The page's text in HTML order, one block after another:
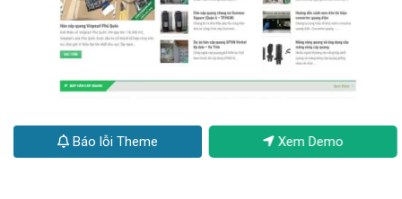
Báo lỗi Theme Xem Demo